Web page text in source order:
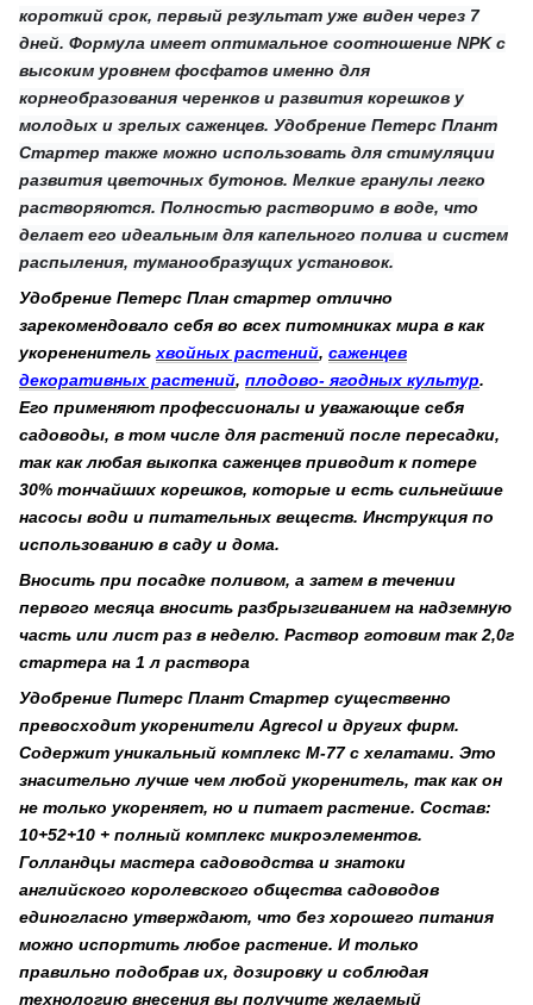
короткий срок, первый результат уже виден через 7
дней. Формула имеет оптимальное соотношение NPK с
высоким уровнем фосфатов именно для
корнеобразования черенков и развития корешков у
молодых и зрелых саженцев. Удобрение Петерс Плант
Стартер также можно использовать для стимуляции
развития цветочных бутонов. Мелкие гранулы легко
растворяются. Полностью растворимо в воде, что
делает его идеальным для капельного полива и систем
распыления, туманообразущих установок.
Удобрение Петерс План стартер отлично
зарекомендовало себя во всех питомниках мира в как
укорененитель хвойных растений, саженцев
декоративных растений, плодово- ягодных культур.
Его применяют профессионалы и уважающие себя
садоводы, в том числе для растений после пересадки,
так как любая выкопка саженцев приводит к потере
30% тончайших корешков, которые и есть сильнейшие
насосы води и питательных веществ. Инструкция по
использованию в саду и дома.
Вносить при посадке поливом, а затем в течении
первого месяца вносить разбрызгиванием на надземную
часть или лист раз в неделю. Раствор готовим так 2,0г
стартера на 1 л раствора
Удобрение Питерс Плант Стартер существенно
превосходит укоренители Agrecol и других фирм.
Содержит уникальный комплекс М-77 с хелатами. Это
знасительно лучше чем любой укоренитель, так как он
не только укореняет, но и питает растение. Состав:
10+52+10 + полный комплекс микроэлементов.
Голландцы мастера садоводства и знатоки
английского королевского общества садоводов
единогласно утверждают, что без хорошего питания
можно испортить любое растение. И только
правильно подобрав их, дозировку и соблюдая
технологию внесения вы получите желаемый